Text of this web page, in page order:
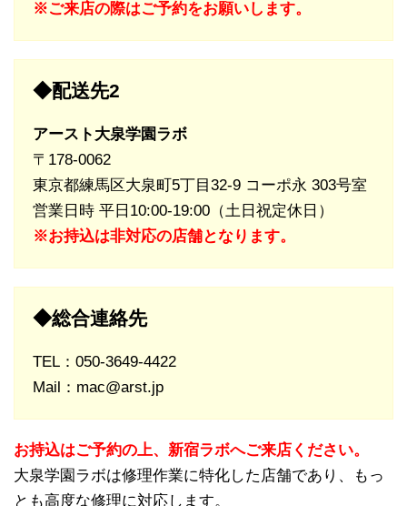
※ご来店の際はご予約をお願いします。
◆配送先2
アースト大泉学園ラボ
〒178-0062
東京都練馬区大泉町5丁目32-9 コーポ永 303号室
営業日時 平日10:00-19:00（土日祝定休日）
※お持込は非対応の店舗となります。
◆総合連絡先
TEL：050-3649-4422
Mail：mac@arst.jp
お持込はご予約の上、新宿ラボへご来店ください。
大泉学園ラボは修理作業に特化した店舗であり、もっ
とも高度な修理に対応します。